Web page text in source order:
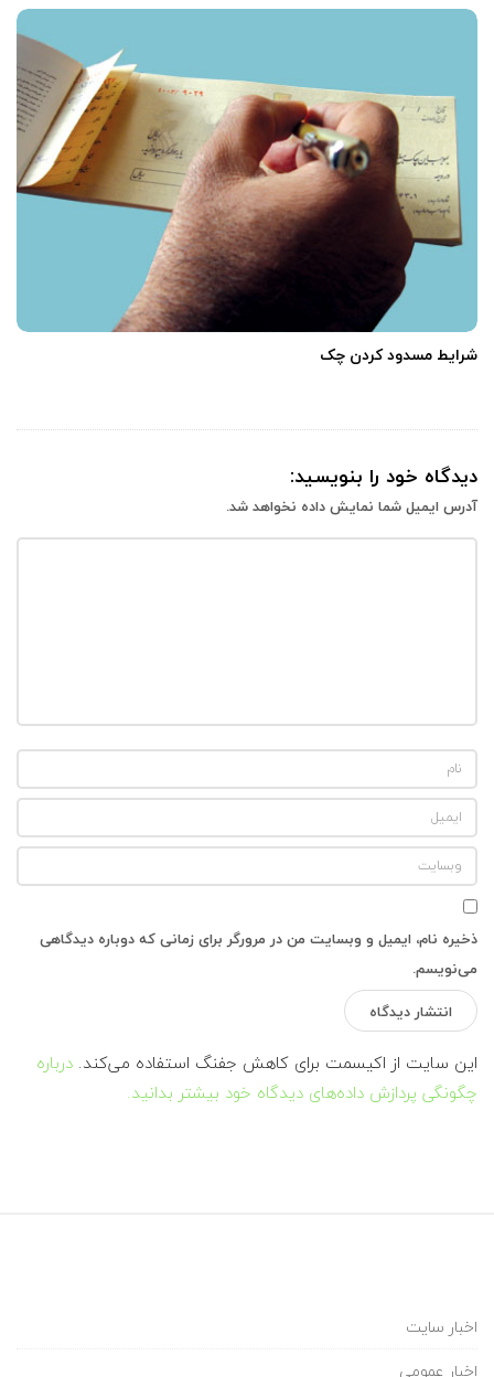
شرایط مسدود کردن چک
دیدگاه خود را بنویسید:
آدرس ایمیل شما نمایش داده نخواهد شد.
ذخیره نام، ایمیل و وبسایت من در مرورگر برای زمانی که دوباره دیدگاهی
می‌نویسم.
این سایت از اکیسمت برای کاهش جفنگ استفاده می‌کند. درباره
چگونگی پردازش داده‌های دیدگاه خود بیشتر بدانید.
اخبار سایت
اخبار عمومی